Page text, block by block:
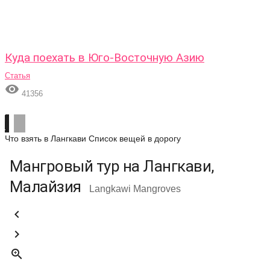
Куда поехать в Юго-Восточную Азию
Статья
 41356
Что взять в Лангкави Список вещей в дорогу
Мангровый тур на Лангкави,
Малайзия
Langkawi Mangroves


